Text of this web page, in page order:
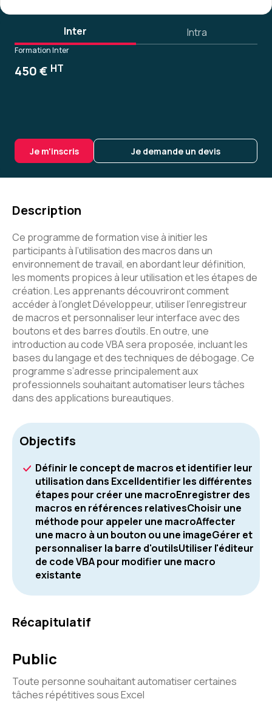
Inter Intra
Formation Inter
450 € HT
Je m'inscris Je demande un devis
Description
Ce programme de formation vise à initier les
participants à l’utilisation des macros dans un
environnement de travail, en abordant leur définition,
les moments propices à leur utilisation et les étapes de
création. Les apprenants découvriront comment
accéder à l’onglet Développeur, utiliser l’enregistreur
de macros et personnaliser leur interface avec des
boutons et des barres d’outils. En outre, une
introduction au code VBA sera proposée, incluant les
bases du langage et des techniques de débogage. Ce
programme s’adresse principalement aux
professionnels souhaitant automatiser leurs tâches
dans des applications bureautiques.
Objectifs
Définir le concept de macros et identifier leur
utilisation dans ExcelIdentifier les différentes
étapes pour créer une macroEnregistrer des
macros en références relativesChoisir une
méthode pour appeler une macroAffecter
une macro à un bouton ou une imageGérer et
personnaliser la barre d'outilsUtiliser l'éditeur
de code VBA pour modifier une macro
existante
Récapitulatif
Public
Toute personne souhaitant automatiser certaines
tâches répétitives sous Excel